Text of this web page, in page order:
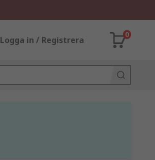
Logga in / Registrera
0